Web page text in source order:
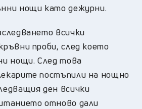
нощи като дежурни.
всички
проби, след което
нощи. След това
постъпили на нощно
ден всички
отново дали